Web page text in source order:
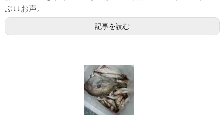
ぶ↓↓お声。
記事を読む